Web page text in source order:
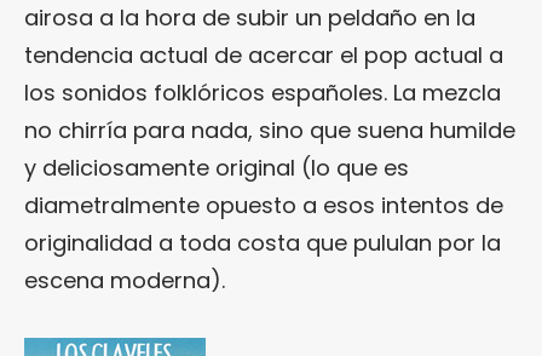
airosa a la hora de subir un peldaño en la
tendencia actual de acercar el pop actual a
los sonidos folklóricos españoles. La mezcla
no chirría para nada, sino que suena humilde
y deliciosamente original (lo que es
diametralmente opuesto a esos intentos de
originalidad a toda costa que pululan por la
escena moderna).